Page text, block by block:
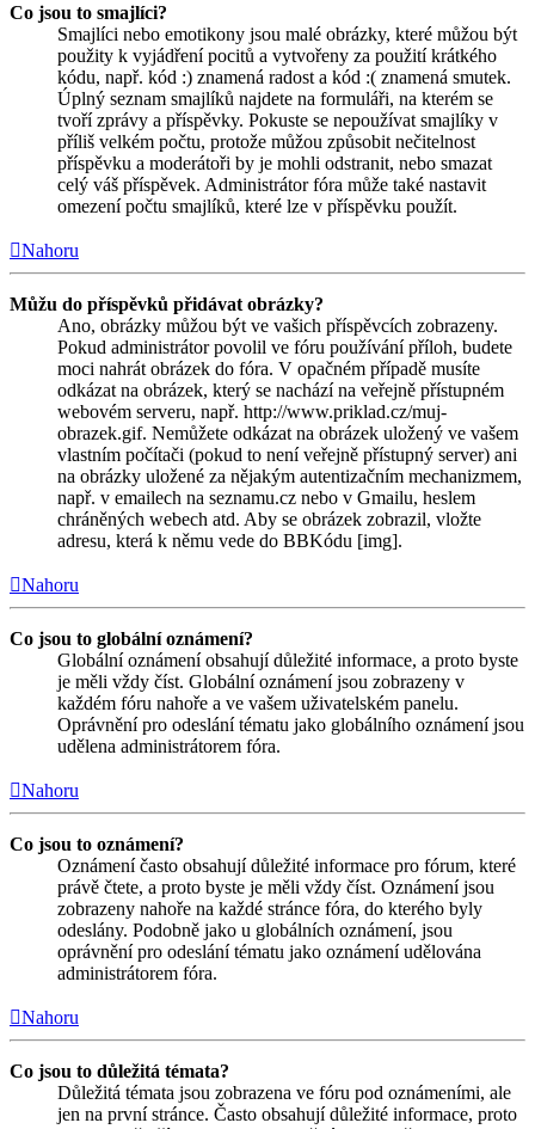
Co jsou to smajlíci?
Smajlíci nebo emotikony jsou malé obrázky, které můžou být
použity k vyjádření pocitů a vytvořeny za použití krátkého
kódu, např. kód :) znamená radost a kód :( znamená smutek.
Úplný seznam smajlíků najdete na formuláři, na kterém se
tvoří zprávy a příspěvky. Pokuste se nepoužívat smajlíky v
příliš velkém počtu, protože můžou způsobit nečitelnost
příspěvku a moderátoři by je mohli odstranit, nebo smazat
celý váš příspěvek. Administrátor fóra může také nastavit
omezení počtu smajlíků, které lze v příspěvku použít.
Nahoru
Můžu do příspěvků přidávat obrázky?
Ano, obrázky můžou být ve vašich příspěvcích zobrazeny.
Pokud administrátor povolil ve fóru používání příloh, budete
moci nahrát obrázek do fóra. V opačném případě musíte
odkázat na obrázek, který se nachází na veřejně přístupném
webovém serveru, např. http://www.priklad.cz/muj-
obrazek.gif. Nemůžete odkázat na obrázek uložený ve vašem
vlastním počítači (pokud to není veřejně přístupný server) ani
na obrázky uložené za nějakým autentizačním mechanizmem,
např. v emailech na seznamu.cz nebo v Gmailu, heslem
chráněných webech atd. Aby se obrázek zobrazil, vložte
adresu, která k němu vede do BBKódu [img].
Nahoru
Co jsou to globální oznámení?
Globální oznámení obsahují důležité informace, a proto byste
je měli vždy číst. Globální oznámení jsou zobrazeny v
každém fóru nahoře a ve vašem uživatelském panelu.
Oprávnění pro odeslání tématu jako globálního oznámení jsou
udělena administrátorem fóra.
Nahoru
Co jsou to oznámení?
Oznámení často obsahují důležité informace pro fórum, které
právě čtete, a proto byste je měli vždy číst. Oznámení jsou
zobrazeny nahoře na každé stránce fóra, do kterého byly
odeslány. Podobně jako u globálních oznámení, jsou
oprávnění pro odeslání tématu jako oznámení udělována
administrátorem fóra.
Nahoru
Co jsou to důležitá témata?
Důležitá témata jsou zobrazena ve fóru pod oznámeními, ale
jen na první stránce. Často obsahují důležité informace, proto